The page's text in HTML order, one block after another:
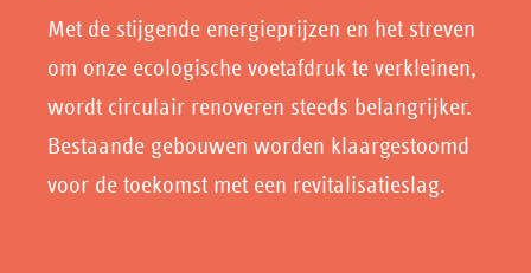
Met de stijgende energieprijzen en het streven
om onze ecologische voetafdruk te verkleinen,
wordt circulair renoveren steeds belangrijker.
Bestaande gebouwen worden klaargestoomd
voor de toekomst met een revitalisatieslag.